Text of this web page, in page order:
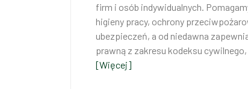
firm i osób indywidualnych.
higieny pracy, ochrony
ubezpieczeń, a od niedawna
prawną z zakresu kodeksu
[Więcej]